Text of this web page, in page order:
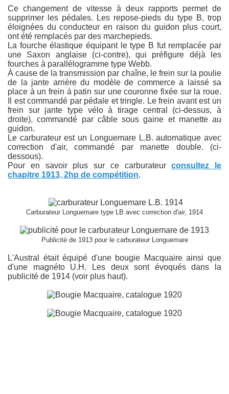
Ce changement de vitesse à deux rapports permet de
supprimer les pédales. Les repose-pieds du type B, trop
éloignées du conducteur en raison du guidon plus court,
ont été remplacés par des marchepieds.
La fourche élastique équipant le type B fut remplacée par
une Saxon anglaise (ci-contre), qui préfigure déjà les
fourches à parallélogramme type Webb.
À cause de la transmission par chaîne, le frein sur la poulie
de la jante arrière du modèle de commerce a laissé sa
place à un frein à patin sur une couronne fixée sur la roue.
Il est commandé par pédale et tringle. Le frein avant est un
frein sur jante type vélo à tirage central (ci-dessus, à
droite), commandé par câble sous gaine et manette au
guidon.
Le carburateur est un Longuemare L.B. automatique avec
correction d'air, commandé par manette double. (ci-
dessous).
Pour en savoir plus sur ce carburateurconsultez le
chapitre 1913, 2hp de compétition.
Carburateur Longuemare type LB avec correction d'air, 1914
Publicité de 1913 pour le carburateur Longuemare
L'Austral était équipé d'une bougie Macquaire ainsi que
d'une magnéto U.H. Les deux sont évoqués dans la
publicité de 1914 (voir plus haut).